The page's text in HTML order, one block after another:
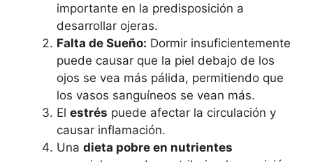
importante en la predisposición a
desarrollar ojeras.
Falta de Sueño: Dormir insuficientemente
puede causar que la piel debajo de los
ojos se vea más pálida, permitiendo que
los vasos sanguíneos se vean más.
El estrés puede afectar la circulación y
causar inflamación.
Una dieta pobre en nutrientes